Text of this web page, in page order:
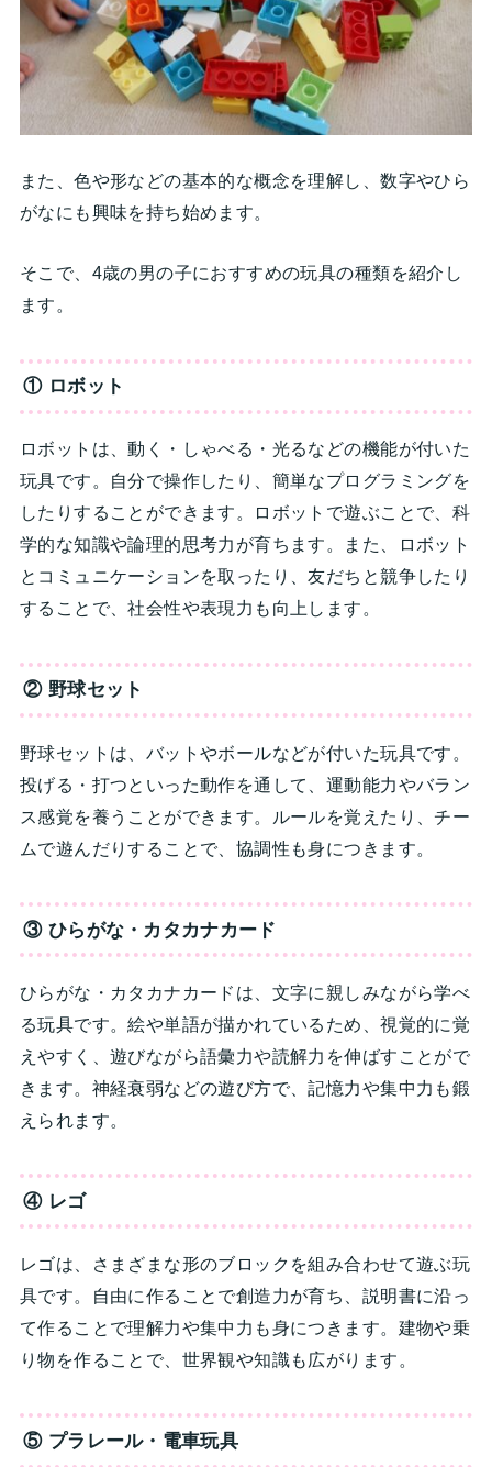
また、色や形などの基本的な概念を理解し、数字やひら
がなにも興味を持ち始めます。
そこで、4歳の男の子におすすめの玩具の種類を紹介し
ます。
① ロボット
ロボットは、動く・しゃべる・光るなどの機能が付いた
玩具です。自分で操作したり、簡単なプログラミングを
したりすることができます。ロボットで遊ぶことで、科
学的な知識や論理的思考力が育ちます。また、ロボット
とコミュニケーションを取ったり、友だちと競争したり
することで、社会性や表現力も向上します。
② 野球セット
野球セットは、バットやボールなどが付いた玩具です。
投げる・打つといった動作を通して、運動能力やバラン
ス感覚を養うことができます。ルールを覚えたり、チー
ムで遊んだりすることで、協調性も身につきます。
③ ひらがな・カタカナカード
ひらがな・カタカナカードは、文字に親しみながら学べ
る玩具です。絵や単語が描かれているため、視覚的に覚
えやすく、遊びながら語彙力や読解力を伸ばすことがで
きます。神経衰弱などの遊び方で、記憶力や集中力も鍛
えられます。
④ レゴ
レゴは、さまざまな形のブロックを組み合わせて遊ぶ玩
具です。自由に作ることで創造力が育ち、説明書に沿っ
て作ることで理解力や集中力も身につきます。建物や乗
り物を作ることで、世界観や知識も広がります。
⑤ プラレール・電車玩具